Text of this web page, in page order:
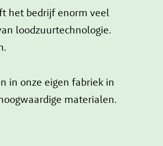
het bedrijf enorm veel
loodzuurtechnologie.
in onze eigen fabriek in
materialen.